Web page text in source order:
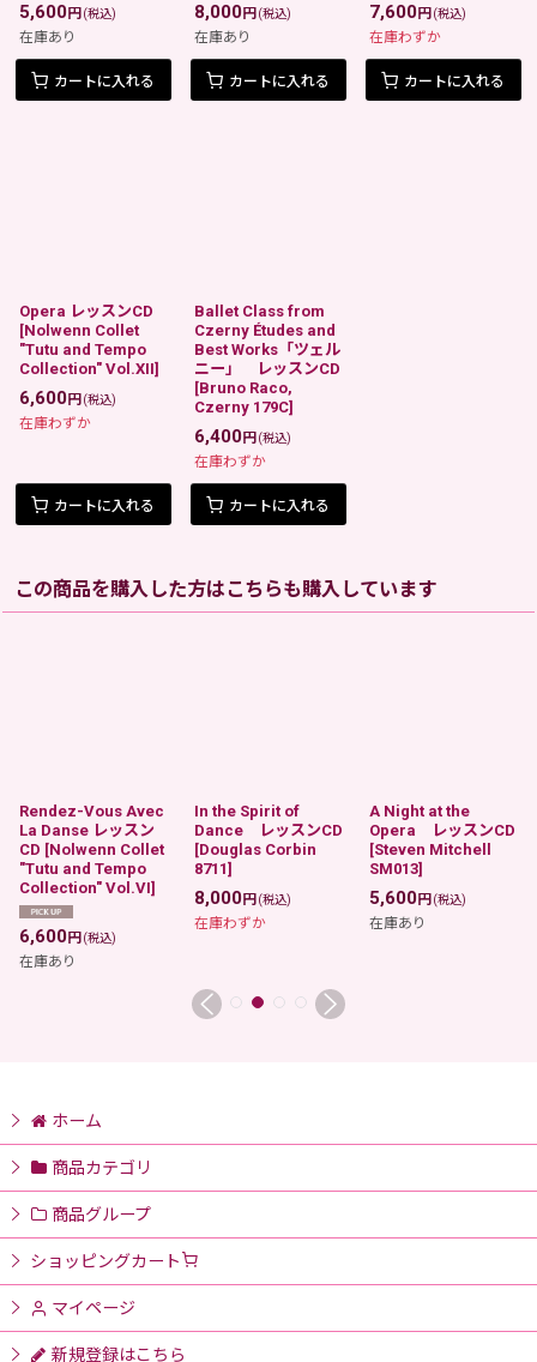
5,600円 (税込)
在庫あり
カートに入れる
8,000円 (税込)
在庫あり
カートに入れる
7,600円 (税込)
在庫わずか
カートに入れる
Opera レッスンCD
[Nolwenn Collet
"Tutu and Tempo
Collection" Vol.XII]
6,600円 (税込)
在庫わずか
カートに入れる
Ballet Class from
Czerny Études and
Best Works「ツェル
ニー」 レッスンCD
[Bruno Raco,
Czerny 179C]
6,400円 (税込)
在庫わずか
カートに入れる
この商品を購入した方はこちらも購入しています
Rendez-Vous Avec
La Danse レッスン
CD [Nolwenn Collet
"Tutu and Tempo
Collection" Vol.VI]
6,600円 (税込)
在庫あり
In the Spirit of
Dance レッスンCD
[Douglas Corbin
8711]
8,000円 (税込)
在庫わずか
A Night at the
Opera レッスンCD
[Steven Mitchell
SM013]
5,600円 (税込)
在庫あり
ホーム
商品カテゴリ
商品グループ
ショッピングカート
マイページ
新規登録はこちら